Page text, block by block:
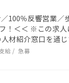
100％反響営業／
！＜＜ ※この求
材紹介窓口を通
給 急募